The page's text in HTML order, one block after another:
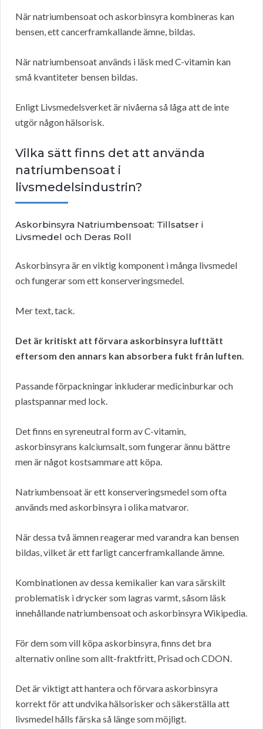
När natriumbensoat och askorbinsyra kombineras kan
bensen, ett cancerframkallande ämne, bildas.
När natriumbensoat används i läsk med C-vitamin kan
små kvantiteter bensen bildas.
Enligt Livsmedelsverket är nivåerna så låga att de inte
utgör någon hälsorisk.
Vilka sätt finns det att använda
natriumbensoat i
livsmedelsindustrin?
Askorbinsyra Natriumbensoat: Tillsatser i
Livsmedel och Deras Roll
Askorbinsyra är en viktig komponent i många livsmedel
och fungerar som ett konserveringsmedel.
Mer text, tack.
Det är kritiskt att förvara askorbinsyra lufttätt
eftersom den annars kan absorbera fukt från luften.
Passande förpackningar inkluderar medicinburkar och
plastspannar med lock.
Det finns en syreneutral form av C-vitamin,
askorbinsyrans kalciumsalt, som fungerar ännu bättre
men är något kostsammare att köpa.
Natriumbensoat är ett konserveringsmedel som ofta
används med askorbinsyra i olika matvaror.
När dessa två ämnen reagerar med varandra kan bensen
bildas, vilket är ett farligt cancerframkallande ämne.
Kombinationen av dessa kemikalier kan vara särskilt
problematisk i drycker som lagras varmt, såsom läsk
innehållande natriumbensoat och askorbinsyra Wikipedia.
För dem som vill köpa askorbinsyra, finns det bra
alternativ online som allt-fraktfritt, Prisad och CDON.
Det är viktigt att hantera och förvara askorbinsyra
korrekt för att undvika hälsorisker och säkerställa att
livsmedel hålls färska så länge som möjligt.